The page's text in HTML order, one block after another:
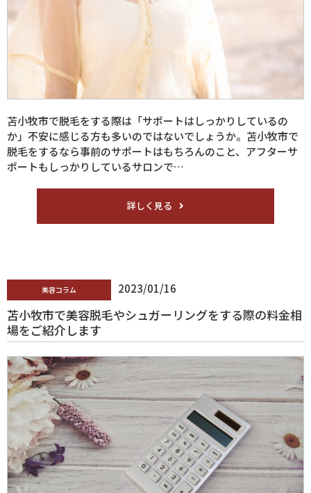
苫小牧市で脱毛をする際は「サポートはしっかりしているの
か」不安に感じる方も多いのではないでしょうか。苫小牧市で
脱毛をするなら事前のサポートはもちろんのこと、アフターサ
ポートもしっかりしているサロンで…
詳しく見る
美容コラム 2023/01/16
苫小牧市で美容脱毛やシュガーリングをする際の料金相
場をご紹介します